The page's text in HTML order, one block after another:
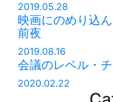
2019.05.28
映画にのめり込
前夜
2019.08.16
会議のレベル・
2020.02.22